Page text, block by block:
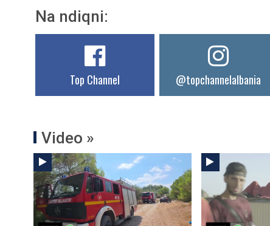
Na ndiqni:
Top Channel @topchannelalbania
Video »